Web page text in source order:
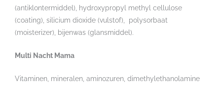
(antiklontermiddel), hydroxypropyl methyl cellulose
(coating), silicium dioxide (vulstof), polysorbaat
(moisterizer), bijenwas (glansmiddel).
Multi Nacht Mama
Vitaminen, mineralen, aminozuren, dimethylethanolamine